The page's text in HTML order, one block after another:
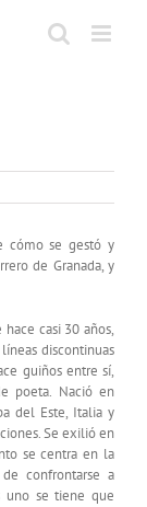
cómo se gestó y
de Granada, y
casi 30 años,
discontinuas
guiños entre sí,
poeta. Nació en
del Este, Italia y
Se exilió en
se centra en la
confrontarse a
uno se tiene que